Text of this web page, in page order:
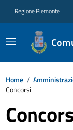
Regione Piemonte
Home /
Concorsi